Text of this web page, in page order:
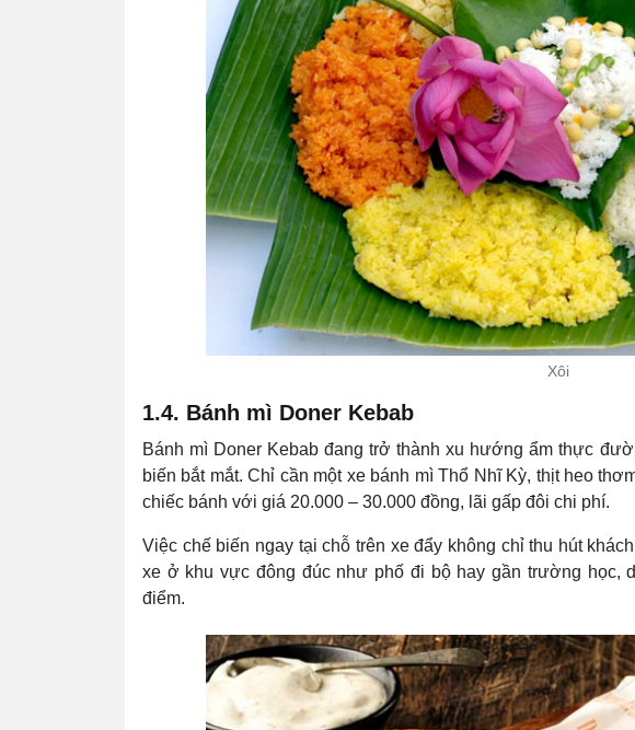
Xôi
1.4. Bánh mì Doner Kebab
Bánh mì Doner Kebab đang trở thành xu hướng ẩm thực
biến bắt mắt. Chỉ cần một xe bánh mì Thổ Nhĩ Kỳ, thịt heo
chiếc bánh với giá 20.000 – 30.000 đồng, lãi gấp đôi chi phí.
Việc chế biến ngay tại chỗ trên xe đẩy không chỉ thu hút
xe ở khu vực đông đúc như phố đi bộ hay gần trường học,
điểm.